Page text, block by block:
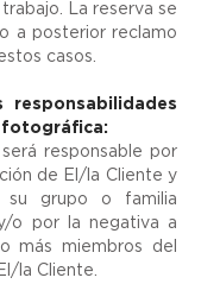
La reserva se
a posterior reclamo
casos.
responsabilidades
fotográfica:
responsable por
de El/la Cliente y
su grupo o familia
o por la negativa a
más miembros del
la Cliente.